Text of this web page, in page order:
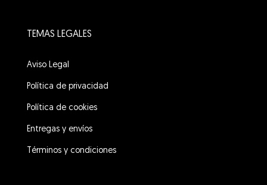
TEMAS LEGALES
Aviso Legal
Política de privacidad
Política de cookies
Entregas y envíos
Términos y condiciones